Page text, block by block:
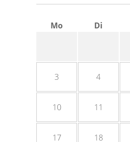
Mo Di
3 4
10 11
17 18